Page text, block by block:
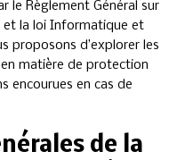
le Règlement Général sur
et la loi Informatique et
proposons d’explorer les
matière de protection
encourues en cas de
de la